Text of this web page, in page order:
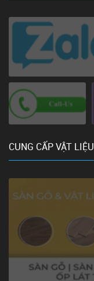
CUNG CẤP VẬT LIỆU